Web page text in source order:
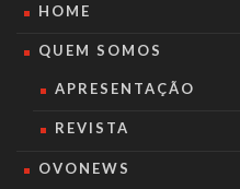
HOME
QUEM SOMOS
APRESENTAÇÃO
REVISTA
OVONEWS